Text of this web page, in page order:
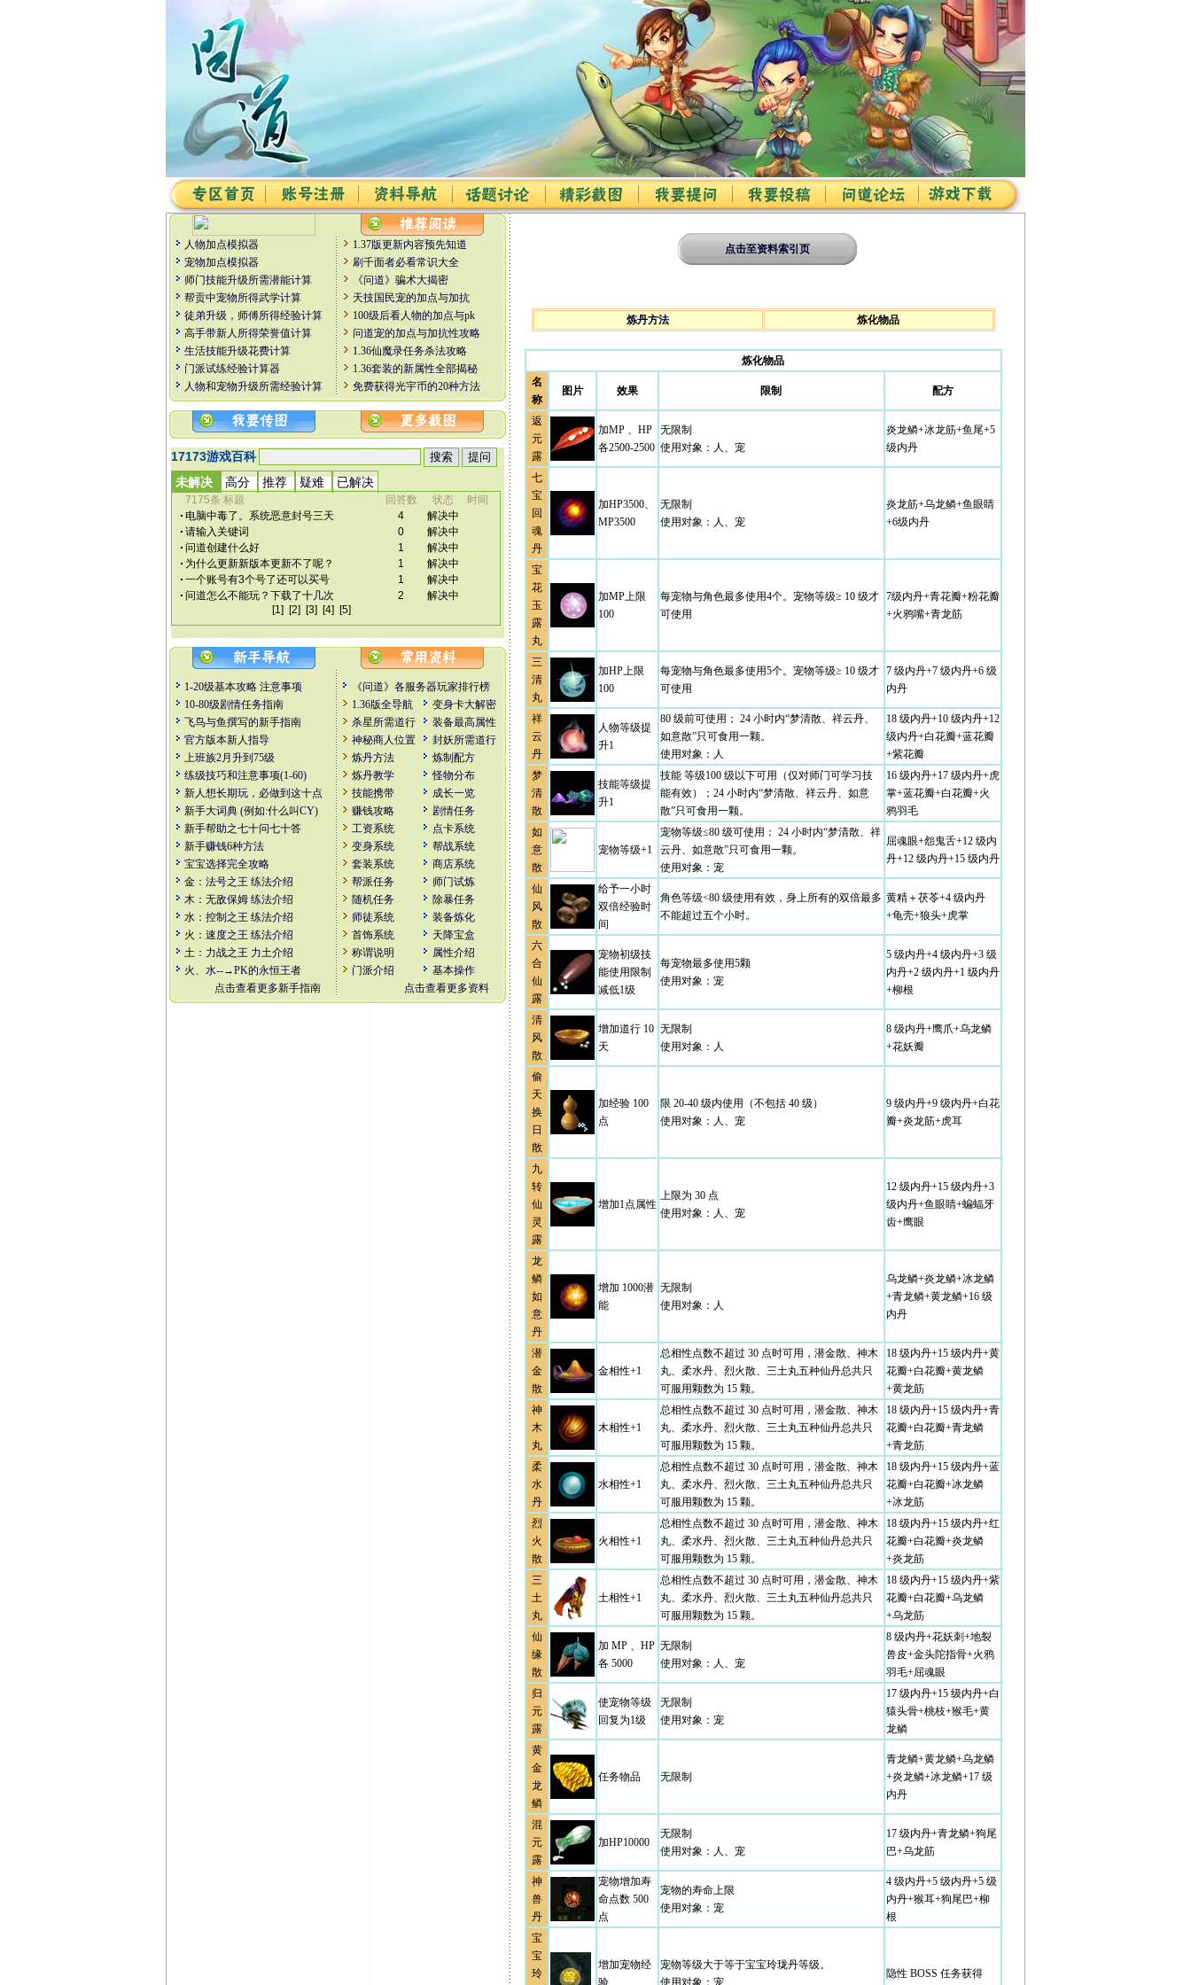
人物加点模拟器
宠物加点模拟器
师门技能升级所需潜能计算
帮贡中宠物所得武学计算
徒弟升级，师傅所得经验计算
高手带新人所得荣誉值计算
生活技能升级花费计算
门派试练经验计算器
人物和宠物升级所需经验计算
1.37版更新内容预先知道
刷千面者必看常识大全
《问道》骗术大揭密
天技国民宠的加点与加抗
100级后看人物的加点与pk
问道宠的加点与加抗性攻略
1.36仙魔录任务杀法攻略
1.36套装的新属性全部揭秘
免费获得光宇币的20种方法
1-20级基本攻略 注意事项
10-80级剧情任务指南
飞鸟与鱼撰写的新手指南
官方版本新人指导
上班族2月升到75级
练级技巧和注意事项(1-60)
新人想长期玩，必做到这十点
新手大词典 (例如:什么叫CY)
新手帮助之七十问七十答
新手赚钱6种方法
宝宝选择完全攻略
金： 法号之王 练法介绍
木： 无敌保姆 练法介绍
水： 控制之王 练法介绍
火： 速度之王 练法介绍
土： 力战之王 力土介绍
火、水--→PK的永恒王者
点击查看更多新手指南
《问道》各服务器玩家排行榜
1.36版全导航
变身卡大解密
杀星所需道行
装备最高属性
神秘商人位置
封妖所需道行
炼丹方法
炼制配方
炼丹教学
怪物分布
技能携带
成长一览
赚钱攻略
剧情任务
工资系统
点卡系统
变身系统
帮战系统
套装系统
商店系统
帮派任务
师门试炼
随机任务
除暴任务
师徒系统
装备炼化
首饰系统
天降宝盒
称谓说明
属性介绍
门派介绍
基本操作
点击查看更多资料
点击至资料索引页
炼丹方法 炼化物品
炼化物品
名
称
图片 效果 限制 配方
返
元
露
加MP 、HP
各2500-2500
无限制
使用对象：人、宠
炎龙鳞+冰龙筋+鱼尾+5
级内丹
七
宝
回
魂
丹
加HP3500、
MP3500
无限制
使用对象：人、宠
炎龙筋+乌龙鳞+鱼眼睛
+6级内丹
宝
花
玉
露
丸
加MP上限
100
每宠物与角色最多使用4个。宠物等级≥ 10 级才
可使用
7级内丹+青花瓣+粉花瓣
+火鸦嘴+青龙筋
三
清
丸
加HP上限
100
每宠物与角色最多使用5个。宠物等级≥ 10 级才
可使用
7 级内丹+7 级内丹+6 级
内丹
祥
云
丹
人物等级提
升1
80 级前可使用； 24 小时内“梦清散、祥云丹、
如意散”只可食用一颗。
使用对象：人
18 级内丹+10 级内丹+12
级内丹+白花瓣+蓝花瓣
+紫花瓣
梦
清
散
技能等级提
升1
技能 等级100 级以下可用（仅对师门可学习技
能有效）；24 小时内“梦清散、祥云丹、如意
散”只可食用一颗。
16 级内丹+17 级内丹+虎
掌+蓝花瓣+白花瓣+火
鸦羽毛
如
意
散
宠物等级+1
宠物等级≤80 级可使用； 24 小时内“梦清散、祥
云丹、如意散”只可食用一颗。
使用对象：宠
屈魂眼+怨鬼舌+12 级内
丹+12 级内丹+15 级内丹
仙
风
散
给予一小时
双倍经验时
间
角色等级<80 级使用有效，身上所有的双倍最多
不能超过五个小时。
黄精＋茯苓+4 级内丹
+龟壳+狼头+虎掌
六
合
仙
露
宠物初级技
能使用限制
减低1级
每宠物最多使用5颗
使用对象：宠
5 级内丹+4 级内丹+3 级
内丹+2 级内丹+1 级内丹
+柳根
清
风
散
增加道行 10
天
无限制
使用对象：人
8 级内丹+鹰爪+乌龙鳞
+花妖瓣
偷
天
换
日
散
加经验 100
点
限 20-40 级内使用（不包括 40 级）
使用对象：人、宠
9 级内丹+9 级内丹+白花
瓣+炎龙筋+虎耳
九
转
仙
灵
露
增加1点属性
上限为 30 点
使用对象：人、宠
12 级内丹+15 级内丹+3
级内丹+鱼眼睛+蝙蝠牙
齿+鹰眼
龙
鳞
如
意
丹
增加 1000潜
能
无限制
使用对象：人
乌龙鳞+炎龙鳞+冰龙鳞
+青龙鳞+黄龙鳞+16 级
内丹
潜
金
散
金相性+1
总相性点数不超过 30 点时可用，潜金散、神木
丸、柔水丹、烈火散、三土丸五种仙丹总共只
可服用颗数为 15 颗。
18 级内丹+15 级内丹+黄
花瓣+白花瓣+黄龙鳞
+黄龙筋
神
木
丸
木相性+1
总相性点数不超过 30 点时可用，潜金散、神木
丸、柔水丹、烈火散、三土丸五种仙丹总共只
可服用颗数为 15 颗。
18 级内丹+15 级内丹+青
花瓣+白花瓣+青龙鳞
+青龙筋
柔
水
丹
水相性+1
总相性点数不超过 30 点时可用，潜金散、神木
丸、柔水丹、烈火散、三土丸五种仙丹总共只
可服用颗数为 15 颗。
18 级内丹+15 级内丹+蓝
花瓣+白花瓣+冰龙鳞
+冰龙筋
烈
火
散
火相性+1
总相性点数不超过 30 点时可用，潜金散、神木
丸、柔水丹、烈火散、三土丸五种仙丹总共只
可服用颗数为 15 颗。
18 级内丹+15 级内丹+红
花瓣+白花瓣+炎龙鳞
+炎龙筋
三
土
丸
土相性+1
总相性点数不超过 30 点时可用，潜金散、神木
丸、柔水丹、烈火散、三土丸五种仙丹总共只
可服用颗数为 15 颗。
18 级内丹+15 级内丹+紫
花瓣+白花瓣+乌龙鳞
+乌龙筋
仙
缘
散
加 MP 、HP
各 5000
无限制
使用对象：人、宠
8 级内丹+花妖刺+地裂
兽皮+金头陀指骨+火鸦
羽毛+屈魂眼
归
元
露
使宠物等级
回复为1级
无限制
使用对象：宠
17 级内丹+15 级内丹+白
猿头骨+桃枝+猴毛+黄
龙鳞
黄
金
龙
鳞
任务物品 无限制
青龙鳞+黄龙鳞+乌龙鳞
+炎龙鳞+冰龙鳞+17 级
内丹
混
元
露
加HP10000
无限制
使用对象：人、宠
17 级内丹+青龙鳞+狗尾
巴+乌龙筋
神
兽
丹
宠物增加寿
命点数 500
点
宠物的寿命上限
使用对象：宠
4 级内丹+5 级内丹+5 级
内丹+猴耳+狗尾巴+柳
根
宝
宝
玲
增加宠物经
验
宠物等级大于等于宝宝玲珑丹等级。
使用对象：宠
隐性 BOSS 任务获得